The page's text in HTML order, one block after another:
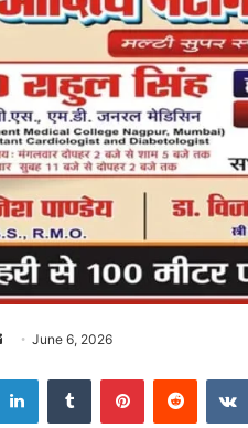
Send
email
June 6, 2026
LinkedInTumblr PinterestReddit